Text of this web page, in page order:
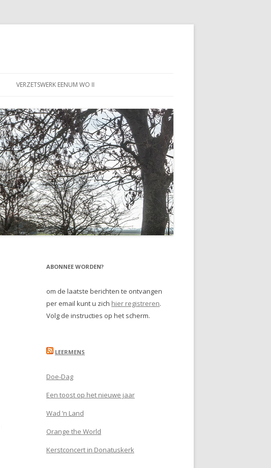
VERZETSWERK EENUM WO II
ABONNEE WORDEN?
om de laatste berichten te ontvangen
per email kunt u zich hier registreren.
Volg de instructies op het scherm.
LEERMENS
Doe-Dag
Een toost op het nieuwe jaar
Wad ’n Land
Orange the World
Kerstconcert in Donatuskerk